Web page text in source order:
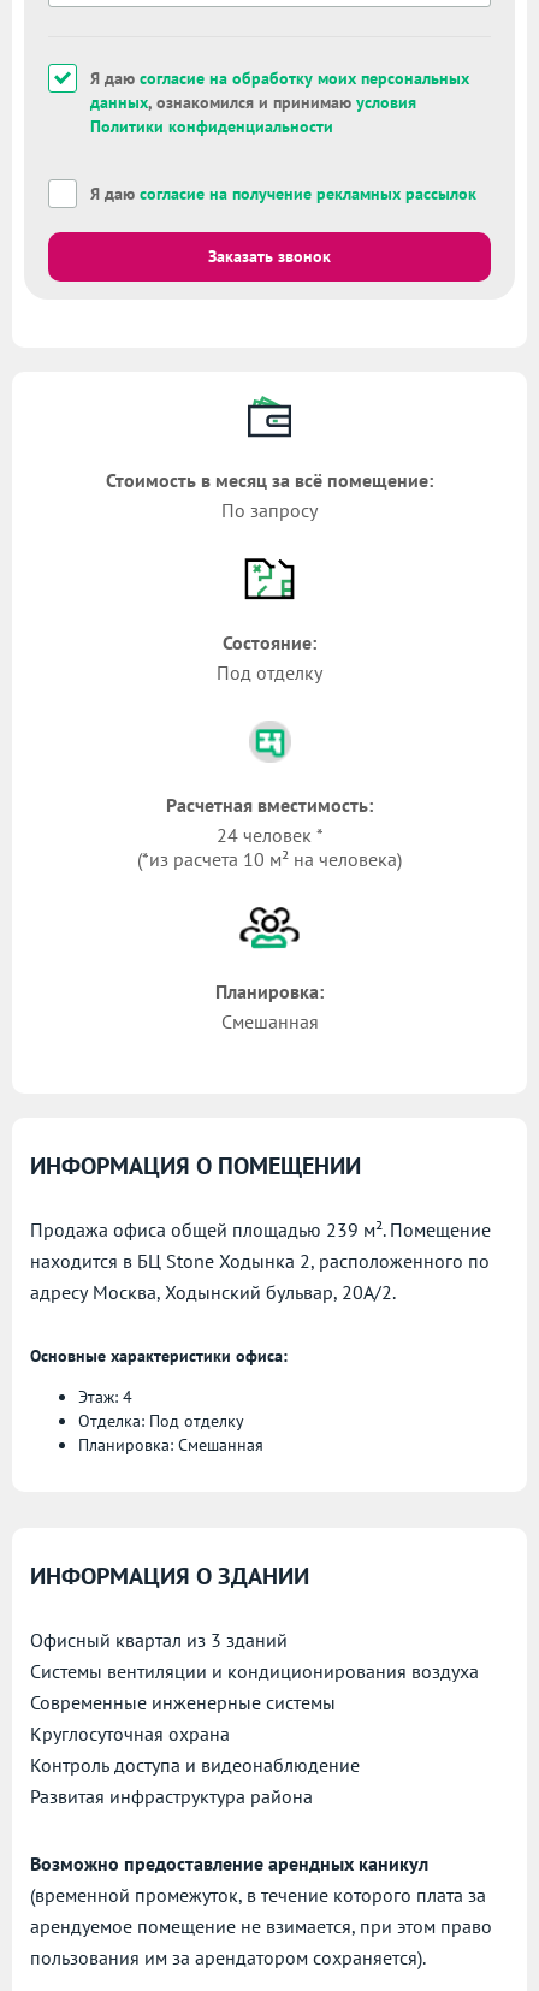
Я даю согласие на обработку моих персональных
данных, ознакомился и принимаю условия
Политики конфиденциальности
Я даю согласие на получение рекламных рассылок
Заказать звонок
Стоимость в месяц за всё помещение:
По запросу
Состояние:
Под отделку
Расчетная вместимость:
24 человек *
(*из расчета 10 м² на человека)
Планировка:
Смешанная
ИНФОРМАЦИЯ О ПОМЕЩЕНИИ
Продажа офиса общей площадью 239 м². Помещение
находится в БЦ Stone Ходынка 2, расположенного по
адресу Москва, Ходынский бульвар, 20А/2.
Основные характеристики офиса:
Этаж: 4
Отделка: Под отделку
Планировка: Смешанная
ИНФОРМАЦИЯ О ЗДАНИИ
Офисный квартал из 3 зданий
Системы вентиляции и кондиционирования воздуха
Современные инженерные системы
Круглосуточная охрана
Контроль доступа и видеонаблюдение
Развитая инфраструктура района
Возможно предоставление арендных каникул
(временной промежуток, в течение которого плата за
арендуемое помещение не взимается, при этом право
пользования им за арендатором сохраняется).